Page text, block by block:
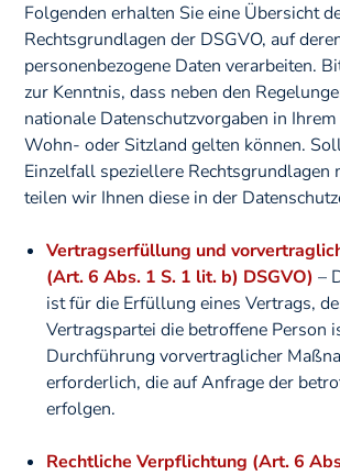
Folgenden erhalten Sie eine Übersicht
Rechtsgrundlagen der DSGVO, auf
personenbezogene Daten verarbeiten.
zur Kenntnis, dass neben den
nationale Datenschutzvorgaben in
Wohn- oder Sitzland gelten können.
Einzelfall speziellere Rechtsgrundlagen
teilen wir Ihnen diese in der
Vertragserfüllung und
(Art. 6 Abs. 1 S. 1 lit. b) DSGVO) –
ist für die Erfüllung eines Vertrags,
Vertragspartei die betroffene Person
Durchführung vorvertraglicher
erforderlich, die auf Anfrage der
erfolgen.
Rechtliche Verpflichtung (Art. 6